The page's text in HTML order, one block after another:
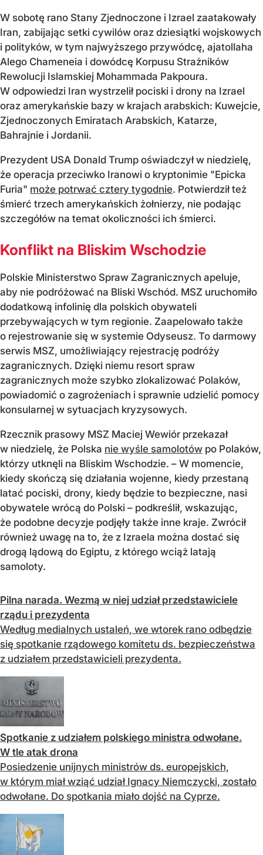
W sobotę rano Stany Zjednoczone i Izrael zaatakowały
Iran, zabijając setki cywilów oraz dziesiątki wojskowych
i polityków, w tym najwyższego przywódcę, ajatollaha
Alego Chameneia i dowódcę Korpusu Strażników
Rewolucji Islamskiej Mohammada Pakpoura.
W odpowiedzi Iran wystrzelił pociski i drony na Izrael
oraz amerykańskie bazy w krajach arabskich: Kuwejcie,
Zjednoczonych Emiratach Arabskich, Katarze,
Bahrajnie i Jordanii.
Prezydent USA Donald Trump oświadczył w niedzielę,
że operacja przeciwko Iranowi o kryptonimie "Epicka
Furia" może potrwać cztery tygodnie. Potwierdził też
śmierć trzech amerykańskich żołnierzy, nie podając
szczegółów na temat okoliczności ich śmierci.
Konflikt na Bliskim Wschodzie
Polskie Ministerstwo Spraw Zagranicznych apeluje,
aby nie podróżować na Bliski Wschód. MSZ uruchomiło
dodatkową infolinię dla polskich obywateli
przebywających w tym regionie. Zaapelowało także
o rejestrowanie się w systemie Odyseusz. To darmowy
serwis MSZ, umożliwiający rejestrację podróży
zagranicznych. Dzięki niemu resort spraw
zagranicznych może szybko zlokalizować Polaków,
powiadomić o zagrożeniach i sprawnie udzielić pomocy
konsularnej w sytuacjach kryzysowych.
Rzecznik prasowy MSZ Maciej Wewiór przekazał
w niedzielę, że Polska nie wyśle samolotów po Polaków,
którzy utknęli na Bliskim Wschodzie. – W momencie,
kiedy skończą się działania wojenne, kiedy przestaną
latać pociski, drony, kiedy będzie to bezpieczne, nasi
obywatele wrócą do Polski – podkreślił, wskazując,
że podobne decyzje podjęły także inne kraje. Zwrócił
również uwagę na to, że z Izraela można dostać się
drogą lądową do Egiptu, z którego wciąż latają
samoloty.
Pilna narada. Wezmą w niej udział przedstawiciele
rządu i prezydenta
Według medialnych ustaleń, we wtorek rano odbędzie
się spotkanie rządowego komitetu ds. bezpieczeństwa
z udziałem przedstawicieli prezydenta.
Spotkanie z udziałem polskiego ministra odwołane.
W tle atak drona
Posiedzenie unijnych ministrów ds. europejskich,
w którym miał wziąć udział Ignacy Niemczycki, zostało
odwołane. Do spotkania miało dojść na Cyprze.